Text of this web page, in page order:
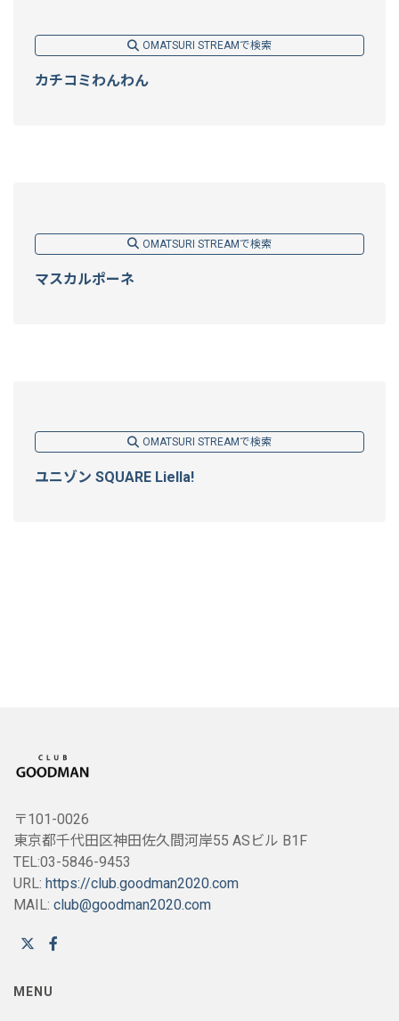
OMATSURI STREAMで検索
カチコミわんわん
OMATSURI STREAMで検索
マスカルポーネ
OMATSURI STREAMで検索
ユニゾン SQUARE Liella!
〒101-0026
東京都千代田区神田佐久間河岸55 ASビル B1F
TEL:03-5846-9453
URL: https://club.goodman2020.com
MAIL: club@goodman2020.com
MENU